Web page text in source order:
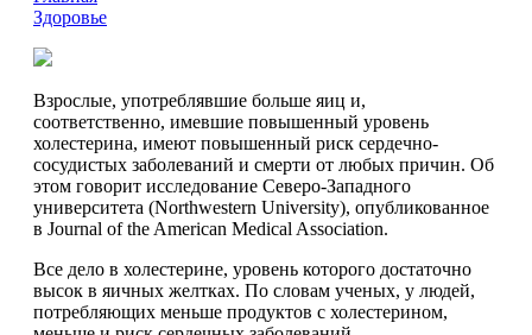
Здоровье
Взрослые, употреблявшие больше яиц и,
соответственно, имевшие повышенный уровень
холестерина, имеют повышенный риск сердечно-
сосудистых заболеваний и смерти от любых причин. Об
этом говорит исследование Северо-Западного
университета (Northwestern University), опубликованное
в Journal of the American Medical Association.
Все дело в холестерине, уровень которого достаточно
высок в яичных желтках. По словам ученых, у людей,
потребляющих меньше продуктов с холестерином,